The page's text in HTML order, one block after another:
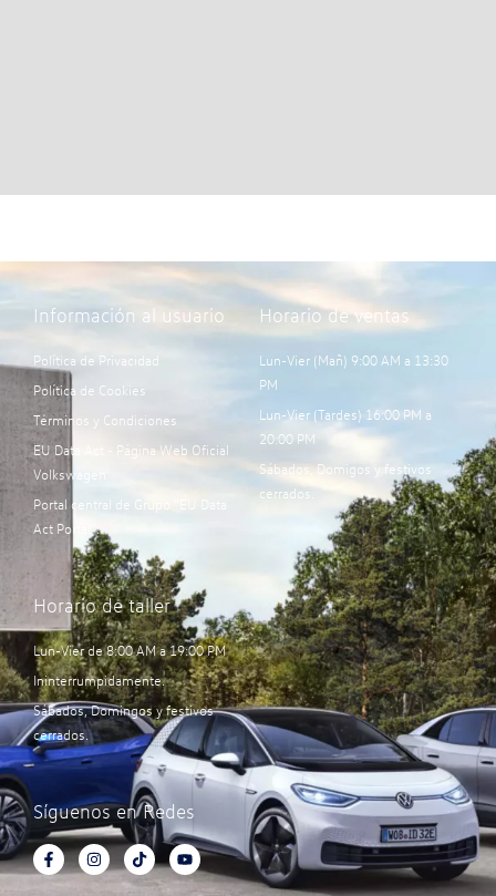
Información al usuario
Política de Privacidad
Política de Cookies
Términos y Condiciones
EU Data Act - Página Web Oficial
Volkswagen
Portal central de Grupo “EU Data
Act Portal”:
Horario de ventas
Lun-Vier (Mañ) 9:00 AM a 13:30
PM
Lun-Vier (Tardes) 16:00 PM a
20:00 PM
Sábados, Domigos y festivos
cerrados.
Horario de taller
Lun-Vier de 8:00 AM a 19:00 PM
Ininterrumpidamente.
Sábados, Domingos y festivos
cerrados.
Síguenos en Redes